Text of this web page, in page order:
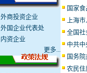
外商投资企业
外国企业代表处
内资企业
更多...
国家
上海
全国社
中共中
国务
农民住